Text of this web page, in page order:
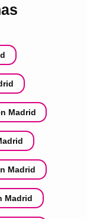
Madrid
Madrid
Madrid